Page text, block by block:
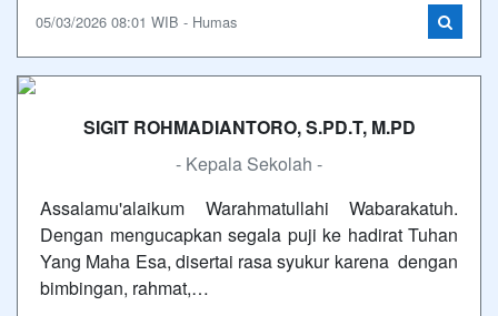
05/03/2026 08:01 WIB - Humas
SIGIT ROHMADIANTORO, S.PD.T, M.PD
- Kepala Sekolah -
Assalamu'alaikum Warahmatullahi Wabarakatuh.
Dengan mengucapkan segala puji ke hadirat Tuhan
Yang Maha Esa, disertai rasa syukur karena dengan
bimbingan, rahmat,…